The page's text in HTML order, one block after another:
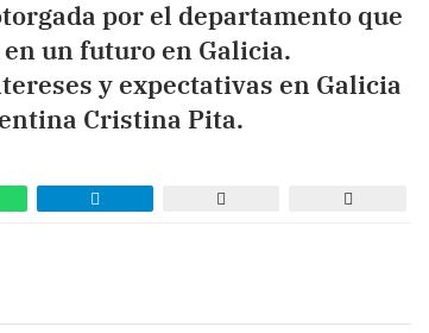
por el departamento que
un futuro en Galicia.
y expectativas en Galicia
Cristina Pita.